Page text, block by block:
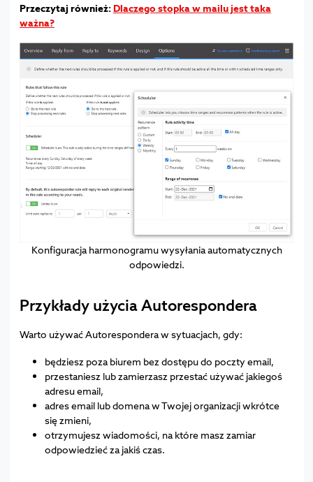
Przeczytaj również: Dlaczego stopka w mailu jest taka
ważna?
Konfiguracja harmonogramu wysyłania automatycznych
odpowiedzi.
Przykłady użycia Autorespondera
Warto używać Autorespondera w sytuacjach, gdy:
będziesz poza biurem bez dostępu do poczty email,
przestaniesz lub zamierzasz przestać używać jakiegoś
adresu email,
adres email lub domena w Twojej organizacji wkrótce
się zmieni,
otrzymujesz wiadomości, na które masz zamiar
odpowiedzieć za jakiś czas.